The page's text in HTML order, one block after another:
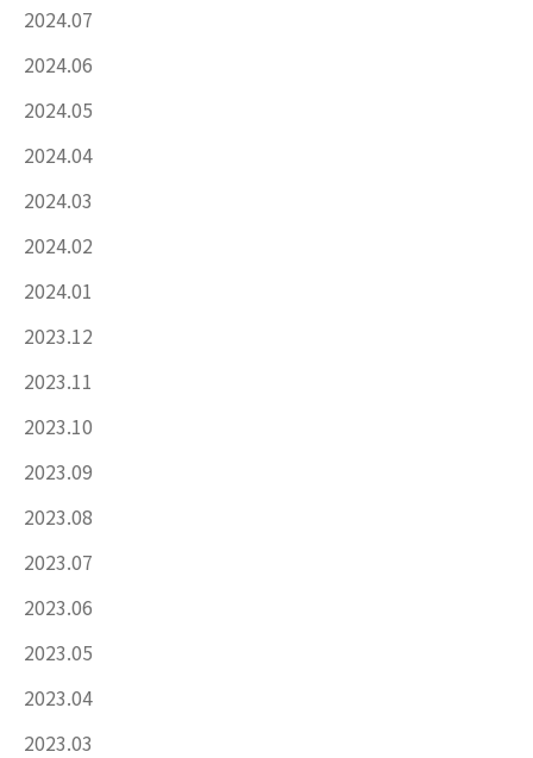
2024.07
2024.06
2024.05
2024.04
2024.03
2024.02
2024.01
2023.12
2023.11
2023.10
2023.09
2023.08
2023.07
2023.06
2023.05
2023.04
2023.03